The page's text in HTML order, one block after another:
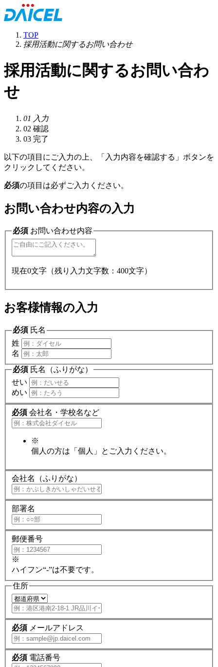
TOP
採用活動に関するお問い合わせ
採用活動に関するお問い合わ
せ
01 入力
02 確認
03 完了
以下の項目にご入力の上、「入力内容を確認する」ボタンを
クリックしてください。
必須の項目は必ずご入力ください。
お問い合わせ内容の入力
必須 お問い合わせ内容
現在0文字（残り入力文字数： 400文字）
お客様情報の入力
必須 氏名
姓
名
必須 氏名（ふりがな）
せい
めい
必須 会社名・学校名など
※
個人の方は「個人」とご入力ください。
会社名（ふりがな）
部署名
郵便番号
※
ハイフン“-”は不要です。
住所
必須 メールアドレス
必須 電話番号